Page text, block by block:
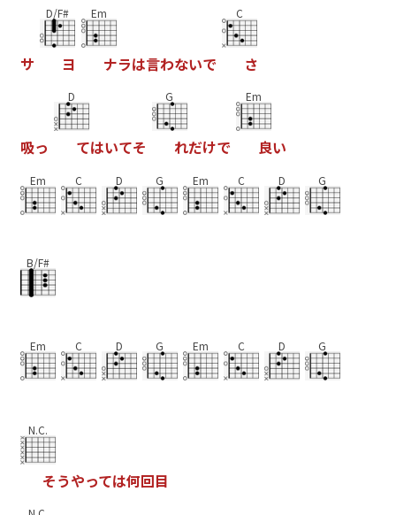
サ
D/F#
ヨ
Em
ナラは言わないで
C
さ
吸っ
D
てはいてそ
G
れだけで
Em
良い
Em C D G Em C D G
B/F#
Em C D G Em C D G
N.C.
そうやっては何回目